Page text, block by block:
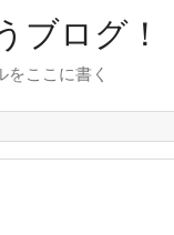
ブログ！
をここに書く